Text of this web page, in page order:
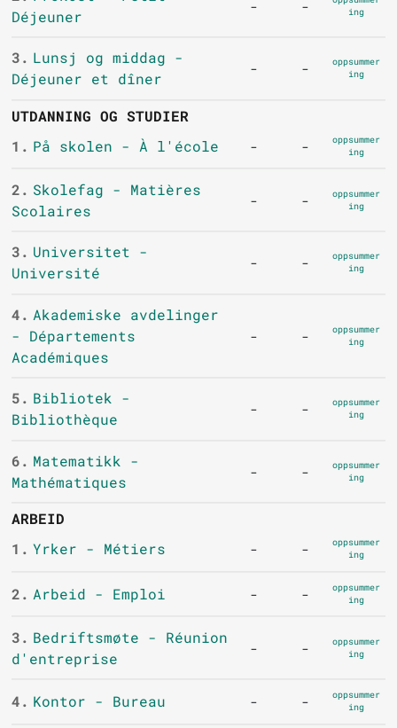
Déjeuner
- -
ing
3. Lunsj og middag -
Déjeuner et dîner
- -
oppsummer
ing
UTDANNING OG STUDIER
1. På skolen - À l'école - -
oppsummer
ing
2. Skolefag - Matières
Scolaires
- -
oppsummer
ing
3. Universitet -
Université
- -
oppsummer
ing
4. Akademiske avdelinger
- Départements
Académiques
- -
oppsummer
ing
5. Bibliotek -
Bibliothèque
- -
oppsummer
ing
6. Matematikk -
Mathématiques
- -
oppsummer
ing
ARBEID
1. Yrker - Métiers - -
oppsummer
ing
2. Arbeid - Emploi - -
oppsummer
ing
3. Bedriftsmøte - Réunion
d'entreprise
- -
oppsummer
ing
4. Kontor - Bureau - -
oppsummer
ing